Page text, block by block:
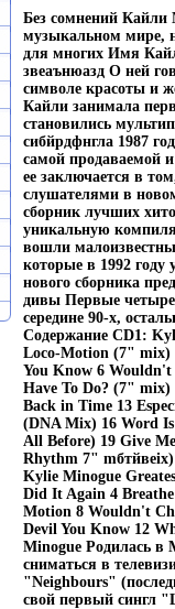
Без сомнений Кайли
музыкальном мире,
для многих Имя
звеаънюазд О ней
символе красоты и
Кайли занимала
становились
сибйрдфнгла 1987
самой продаваемой
ее заключается в
слушателями в
сборник лучших
уникальную
вошли
которые в 1992
нового сборника
дивы Первые четыре
середине 90-х,
Содержание CD1:
Loco-Motion (7" mix)
You Know 6 Wouldn't
Have To Do? (7" mix)
Back in Time 13
(DNA Mix) 16 Word
All Before) 19 Give
Rhythm 7"
Kylie Minogue
Did It Again 4
Motion 8 Wouldn't
Devil You Know 12
Minogue Родилась в
сниматься в
"Neighbours"
свой первый сингл